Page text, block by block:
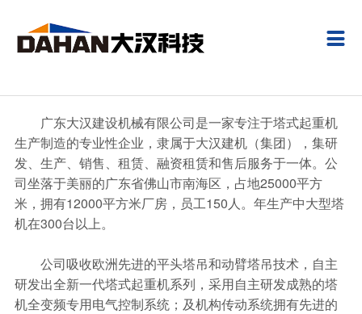
关于大汉
发展历程
大汉荣誉
联系我们
新闻中心
媒体视角
专题报道
视频中心
环保专栏
产品中心
动臂式塔式起重机
施工升降机
智能泊车
配套件
二手设备
线上支付
服务支持
租赁服务
配套件优势
产品订购
客户留言
投资者关系
人才招聘
成长在大汉
在线应聘

广东大汉建设机械有限公司是一家专注于塔式起重机
生产制造的专业性企业，隶属于大汉建机（集团），集研
发、生产、销售、租赁、融资租赁和售后服务于一体。公
司坐落于美丽的广东省佛山市南海区，占地25000平方
米，拥有12000平方米厂房，员工150人。年生产中大型塔
机在300台以上。
公司吸收欧洲先进的平头塔吊和动臂塔吊技术，自主
研发出全新一代塔式起重机系列，采用自主研发成熟的塔
机全变频专用电气控制系统；及机构传动系统拥有先进的